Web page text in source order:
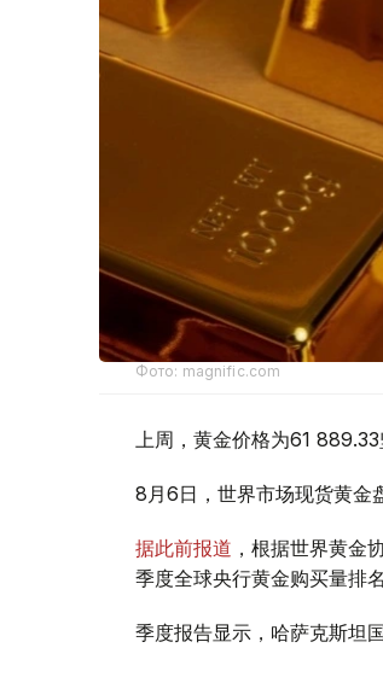
Фото: magnific.com
上周，黄金价格为61
8月6日，世界市场现货黄金
据此前报道 ，根据世界黄
季度全球央行黄金购买量排
季度报告显示，哈萨克斯坦